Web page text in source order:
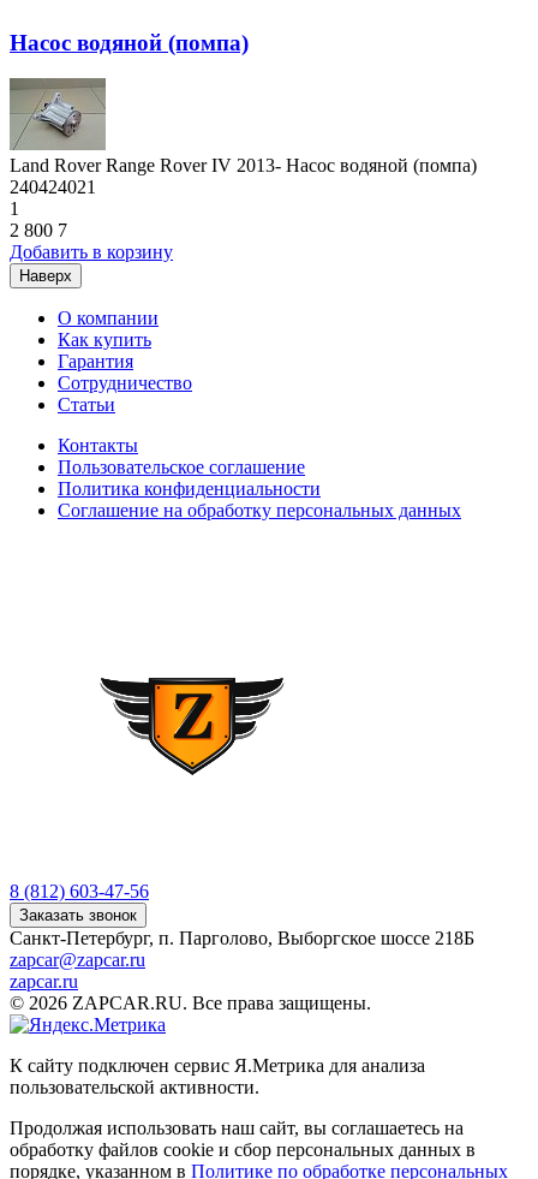
Насос водяной (помпа)
Land Rover Range Rover IV 2013- Насос водяной (помпа)
240424021
1
2 800 7
Добавить в корзину
Наверх
О компании
Как купить
Гарантия
Сотрудничество
Статьи
Контакты
Пользовательское соглашение
Политика конфиденциальности
Соглашение на обработку персональных данных
8 (812) 603-47-56
Заказать звонок
Санкт-Петербург, п. Парголово, Выборгское шоссе 218Б
zapcar@zapcar.ru
zapcar.ru
© 2026 ZAPCAR.RU. Все права защищены.
К сайту подключен сервис Я.Метрика для анализа
пользовательской активности.
Продолжая использовать наш сайт, вы соглашаетесь на
обработку файлов cookie и сбор персональных данных в
порядке, указанном в Политике по обработке персональных